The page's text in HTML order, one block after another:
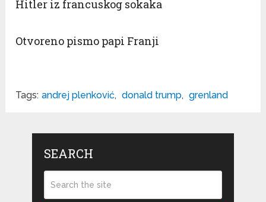
Hitler iz francuskog sokaka
Otvoreno pismo papi Franji
Tags: andrej plenković, donald trump, grenland
SEARCH